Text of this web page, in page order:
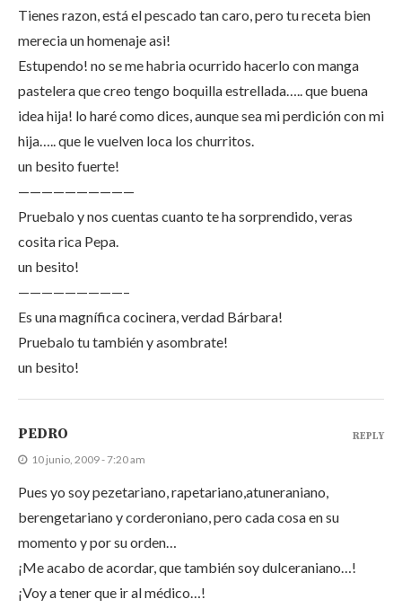
Tienes razon, está el pescado tan caro, pero tu receta bien
merecia un homenaje asi!
Estupendo! no se me habria ocurrido hacerlo con manga
pastelera que creo tengo boquilla estrellada….. que buena
idea hija! lo haré como dices, aunque sea mi perdición con mi
hija….. que le vuelven loca los churritos.
un besito fuerte!
——————————
Pruebalo y nos cuentas cuanto te ha sorprendido, veras
cosita rica Pepa.
un besito!
—————————–
Es una magnífica cocinera, verdad Bárbara!
Pruebalo tu también y asombrate!
un besito!
PEDRO
10 junio, 2009 - 7:20 am
Pues yo soy pezetariano, rapetariano,atuneraniano,
berengetariano y corderoniano, pero cada cosa en su
momento y por su orden…
¡Me acabo de acordar, que también soy dulceraniano…!
¡Voy a tener que ir al médico…!
REPLY